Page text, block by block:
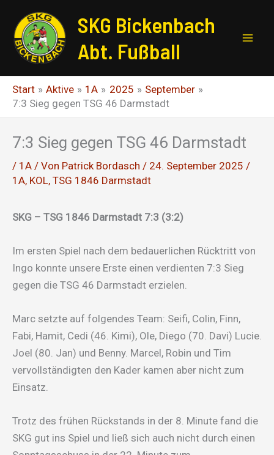
Inhalt
springen
SKG Bickenbach
Abt. Fußball
Start Aktive 1A 2025
September
7:3 Sieg gegen TSG 46 Darmstadt
7:3 Sieg gegen TSG 46 Darmstadt
/ 1A / Von Patrick Bordasch / 24. September 2025 /
1A, KOL, TSG 1846 Darmstadt
SKG – TSG 1846 Darmstadt 7:3 (3:2)
Im ersten Spiel nach dem bedauerlichen Rücktritt von
Ingo konnte unsere Erste einen verdienten 7:3 Sieg
gegen die TSG 46 Darmstadt erzielen.
Marc setzte auf folgendes Team: Seifi, Colin, Finn,
Fabi, Hamit, Cedi (46. Kimi), Ole, Diego (70. Davi) Lucie.
Joel (80. Jan) und Benny. Marcel, Robin und Tim
vervollständigten den Kader kamen aber nicht zum
Einsatz.
Trotz des frühen Rückstands in der 8. Minute fand die
SKG gut ins Spiel und ließ sich auch nicht durch einen